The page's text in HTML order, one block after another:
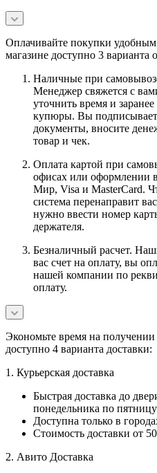
Оплачивайте покупки
магазине доступно 3 варианта
Наличные при
Менеджер свяжется с
уточнить время и
купюры. Вы
документы, вносите
товар и чек.
Оплата картой при
офисах или оформлении
Мир, Visa и MasterCard.
система перенаправит
нужно ввести номер
держателя.
Безналичный расчет.
вас счет на оплату, вы
нашей компании по
оплату.
Экономьте время на получении
доступно 4 варианта доставки:
1. Курьерская доставка
Быстрая доставка до
понедельника по
Доступна только в
Стоимость доставки от
2. Авито Доставка